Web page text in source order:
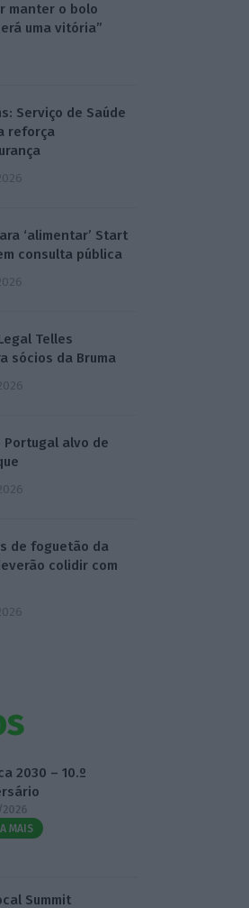
manter o bolo
uma vitória”
Serviço de Saúde
reforça
‘alimentar’ Start
em consulta pública
Telles
sócios da Bruma
Portugal alvo de
de foguetão da
colidir com
2030 – 10.º
MAIS
Summit